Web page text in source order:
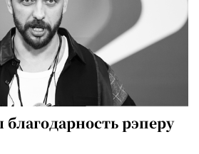
рэперу